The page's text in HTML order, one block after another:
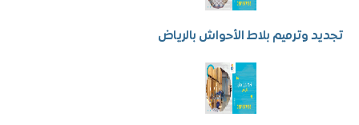
وترميم بلاط الأحواش بالرياض